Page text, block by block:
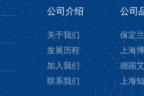
公司介绍
关于我们
发展历程
加入我们
联系我们
公司
保定
上海
德国
上海